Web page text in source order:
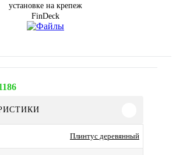
установке на крепеж
FinDeck
Плинтус деревянный